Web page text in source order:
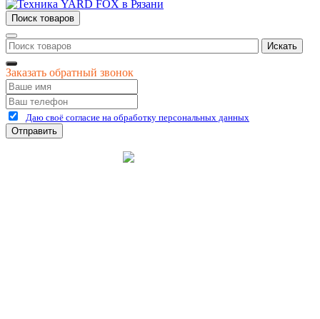
Поиск товаров
Искать
Заказать обратный звонок
Даю своё согласие на обработку персональных данных
Отправить